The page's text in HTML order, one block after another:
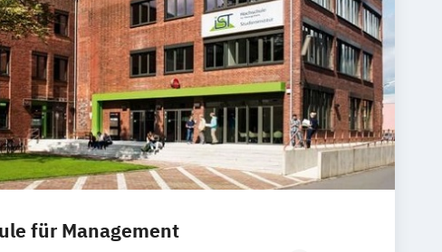
für Management